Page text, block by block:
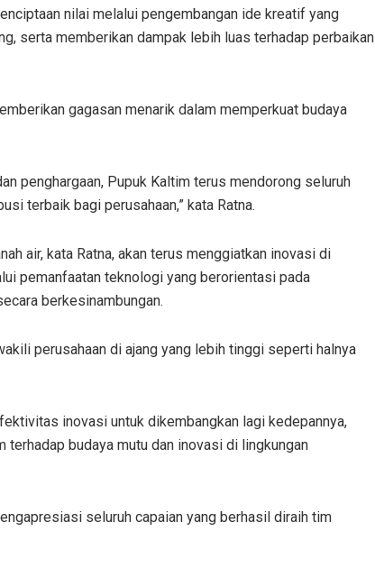
nilai melalui pengembangan ide kreatif yang
serta memberikan dampak lebih luas terhadap perbaikan
gagasan menarik dalam memperkuat budaya
penghargaan, Pupuk Kaltim terus mendorong seluruh
terbaik bagi perusahaan,” kata Ratna.
air, kata Ratna, akan terus menggiatkan inovasi di
pemanfaatan teknologi yang berorientasi pada
berkesinambungan.
perusahaan di ajang yang lebih tinggi seperti halnya
inovasi untuk dikembangkan lagi kedepannya,
budaya mutu dan inovasi di lingkungan
seluruh capaian yang berhasil diraih tim